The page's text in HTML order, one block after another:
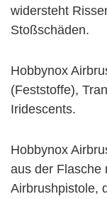
widersteht
Stoßschäden.
Hobbynox
(Feststoffe),
Iridescents.
Hobbynox
aus der Flasche
Airbrushpistole,